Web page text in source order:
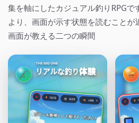
集を軸にしたカジュアル釣りRPGで
より、画面が示す状態を読むことが
画面が教える二つの瞬間